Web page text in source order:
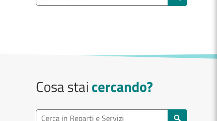
Cosa staicercando?
Ricerca reparto